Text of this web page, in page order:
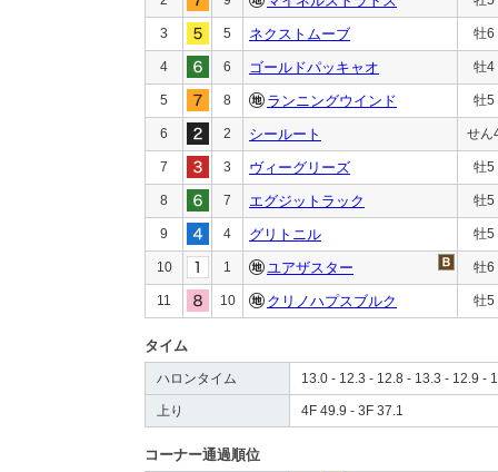
3 5 ネクストムーブ 牡6
4 6 ゴールドパッキャオ 牡4
5 8 ランニングウインド 牡5
6 2 シールート せん
7 3 ヴィーグリーズ 牡5
8 7 エグジットラック 牡5
9 4 グリトニル 牡5
10 1 ユアザスター 牡6
11 10 クリノハプスブルク 牡5
タイム
ハロンタイム 13.0 - 12.3 - 12.8 - 13.3 - 12.9 -
上り 4F 49.9 - 3F 37.1
コーナー通過順位